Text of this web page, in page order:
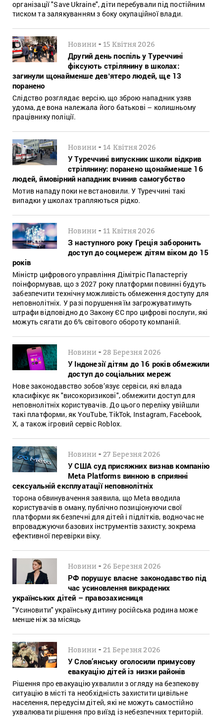
організації "Save Ukraine", діти перебували під постійним
тиском та залякуванням з боку окупаційної влади.
Новини -15 Квітня 2026
Другий день поспіль у Туреччині
фіксують стрілянину в школах:
загинули щонайменше девʼятеро людей, ще 13
поранено
Слідство розглядає версію, що зброю нападник узяв
удома, де вона належала його батькові – колишньому
працівнику поліції.
Новини -14 Квітня 2026
У Туреччині випускник школи відкрив
стрілянину: поранено щонайменше 16
людей, ймовірний нападник вчинив самогубство
Мотив нападу поки не встановили. У Туреччині такі
випадки у школах трапляються рідко.
Новини -11 Квітня 2026
З наступного року Греція заборонить
доступ до соцмереж дітям віком до 15
років
Міністр цифрового управління Дімітріс Папастергіу
поінформував, що з 2027 року платформи повинні будуть
забезпечити технічну можливість обмеження доступу для
неповнолітніх. У разі порушення їм загрожуватимуть
штрафи відповідно до Закону ЄС про цифрові послуги, які
можуть сягати до 6% світового обороту компаній.
Новини -28 Березня 2026
У Індонезії дітям до 16 років обмежили
доступ до соціальних мереж
Нове законодавство зобов’язує сервіси, які влада
класифікує як "високоризикові", обмежити доступ для
неповнолітніх користувачів. До цього переліку увійшли
такі платформи, як YouTube, TikTok, Instagram, Facebook,
X, а також ігровий сервіс Roblox.
Новини -27 Березня 2026
У США суд присяжних визнав компанію
Meta Platforms винною в сприянні
сексуальній експлуатації неповнолітніх
торона обвинувачення заявила, що Meta вводила
користувачів в оману, публічно позиціонуючи свої
платформи як безпечні для дітей і підлітків, водночас не
впроваджуючи базових інструментів захисту, зокрема
ефективної перевірки віку.
Новини -26 Березня 2026
РФ порушує власне законодавство під
час усиновлення викрадених
українських дітей – правозахисниця
"Усиновити" українську дитину російська родина може
менше ніж за місяць
Новини -21 Березня 2026
У Слов’янську оголосили примусову
евакуацію дітей із низки районів
Рішення про евакуацію ухвалили з огляду на безпекову
ситуацію в місті та необхідність захистити цивільне
населення, передусім дітей, які не можуть самостійно
ухвалювати рішення про виїзд із небезпечних територій.